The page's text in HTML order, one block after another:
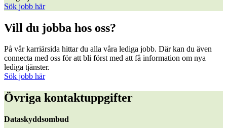
Sök jobb här
Vill du jobba hos oss?
På vår karriärsida hittar du alla våra lediga jobb. Där kan du även
connecta med oss för att bli först med att få information om nya
lediga tjänster.
Sök jobb här
Övriga kontaktuppgifter
Dataskyddsombud